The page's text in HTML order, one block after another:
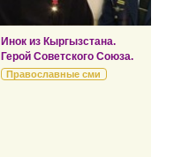
Инок из Кыргызстана.
Герой Советского Союза.
Православные сми